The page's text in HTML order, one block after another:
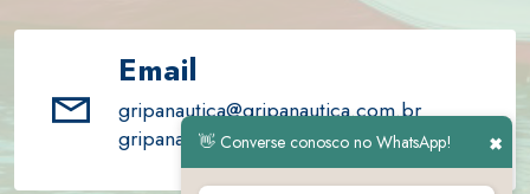
Email
gripanautica@gripanautica.com.br
gripanautica@gmail.com
👋 Converse conosco no WhatsApp! ✖